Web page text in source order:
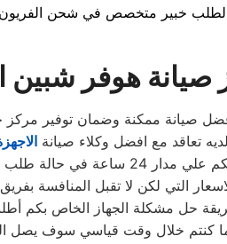
صيانة هوفر شبين
صيانة ممكنة وضمان توفير
تعاقد مع افضل وكلاء صيانة
علي توصيل اجهزتكم
التي لكن لا تقبل المنافسة
حل مشكلة الجهاز الخاص بكم